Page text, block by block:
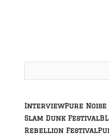
InterviewPure Noise
Slam Dunk Festival
Rebellion Festival